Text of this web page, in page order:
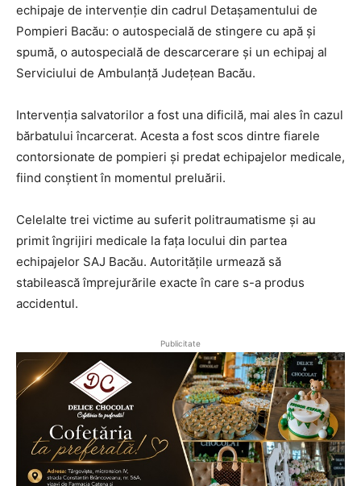
echipaje de intervenție din cadrul Detașamentului de
Pompieri Bacău: o autospecială de stingere cu apă și
spumă, o autospecială de descarcerare și un echipaj al
Serviciului de Ambulanță Județean Bacău.
Intervenția salvatorilor a fost una dificilă, mai ales în cazul
bărbatului încarcerat. Acesta a fost scos dintre fiarele
contorsionate de pompieri și predat echipajelor medicale,
fiind conștient în momentul preluării.
Celelalte trei victime au suferit politraumatisme și au
primit îngrijiri medicale la fața locului din partea
echipajelor SAJ Bacău. Autoritățile urmează să
stabilească împrejurările exacte în care s-a produs
accidentul.
Publicitate